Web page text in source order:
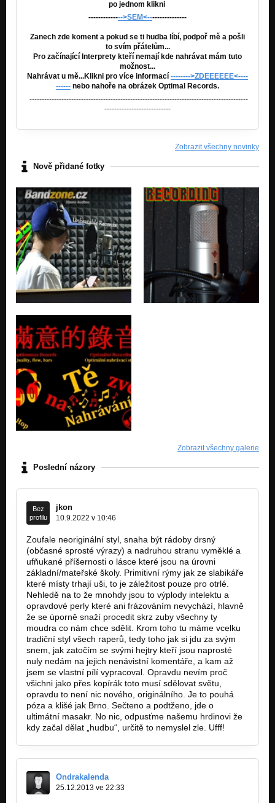
po jednom klikni
-------------->SEM<----------------
Zanech zde koment a pokud se ti hudba líbí, podpoř mě a pošli
to svím přátelům...
Pro začínající Interprety kteří nemají kde nahrávat mám tuto
možnost...
Nahrávat u mě...Klikni pro více informací -------->ZDEEEEEE<----
------ nebo nahoře na obrázek Optimal Records.
-----------------------------------------------------------------------------------------
---------------------------
Zobrazit všechny novinky
Nově přidané fotky
Zobrazit všechny galerie
Poslední názory
Bez
profilu
jkon
10.9.2022 v 10:46
Zoufale neoriginální styl, snaha být rádoby drsný
(občasné sprosté výrazy) a nadruhou stranu vyměklé a
ufňukané příšernosti o lásce které jsou na úrovni
základní/mateřské školy. Primitivní rýmy jak ze slabikáře
které místy trhají uši, to je záležitost pouze pro otrlé.
Nehledě na to že mnohdy jsou to výplody intelektu a
opravdové perly které ani frázováním nevychází, hlavně
že se úporně snaží procedit skrz zuby všechny ty
moudra co nám chce sdělit. Krom toho tu máme vcelku
tradiční styl všech raperů, tedy toho jak si jdu za svým
snem, jak zatočím se svými hejtry kteří jsou naprosté
nuly nedám na jejich nenávistní komentáře, a kam až
jsem se vlastní pílí vypracoval. Opravdu nevím proč
všichni jako přes kopírák toto musí sdělovat světu,
opravdu to není nic nového, originálního. Je to pouhá
póza a klišé jak Brno. Sečteno a podtženo, jde o
ultimátní masakr. No nic, odpusťme našemu hrdinovi že
kdy začal dělat „hudbu“, určitě to nemyslel zle. Ufff!
Ondrakalenda
25.12.2013 ve 22:33